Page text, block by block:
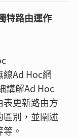
特路由運作
Ad Hoc網
講解Ad Hoc
更新路由方
別，並闡述
。